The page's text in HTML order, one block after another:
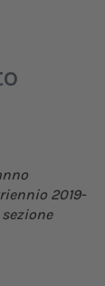
2019-